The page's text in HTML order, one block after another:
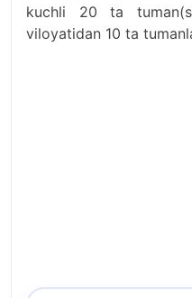
kuchli 20 ta
viloyatidan 10 ta